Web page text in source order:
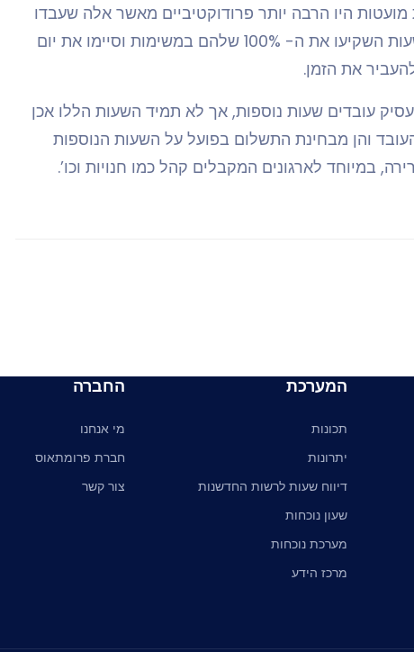
היו הרבה יותר פרודוקטיביים מאשר אלה שעבדו
שעות מרובות ברצף. כלומר, אלה שעבדו פחות שעות השקיעו את ה- 100% שלהם במשימות וסיימו את יום
את הזמן.
עובדים שעות נוספות, אך לא תמיד השעות הללו אכן
והן מבחינת התשלום בפועל על השעות הנוספות
המערכת
תכונות
יתרונות
דיווח שעות לרשות החדשנות
שעון נוכחות
מערכת נוכחות
מרכז הידע
החברה
מי אנחנו
חברת פרומתאוס
צור קשר